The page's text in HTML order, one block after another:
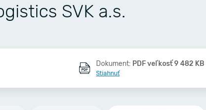
SVK a.s.
Dokument: PDF veľkosť 9 482 KB
Stiahnuť